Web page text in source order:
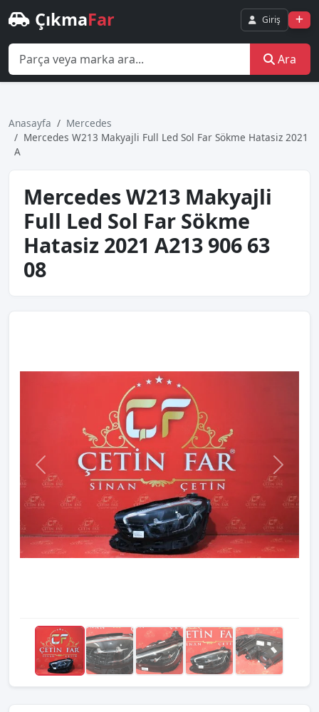
ÇıkmaFar Giriş
Ara
Anasayfa
Mercedes
Mercedes W213 Makyajli Full Led Sol Far Sökme Hatasiz 2021
A
Mercedes W213 Makyajli
Full Led Sol Far Sökme
Hatasiz 2021 A213 906 63
08